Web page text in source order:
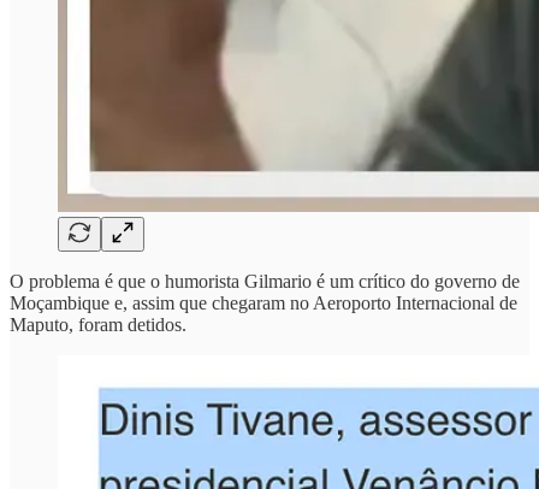
O problema é que o humorista Gilmario é um crítico do governo de
Moçambique e, assim que chegaram no Aeroporto Internacional de
Maputo, foram detidos.